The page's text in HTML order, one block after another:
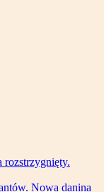
rozstrzygnięty.
Nowa danina